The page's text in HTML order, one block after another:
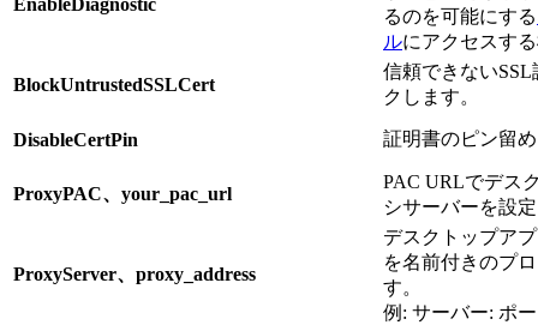
EnableDiagnostic
るのを可能にする
ルにアクセスす
BlockUntrustedSSLCert
信頼できない
クします。
DisableCertPin 証明書のピン留
ProxyPAC、your_pac_url
PAC URLでデス
シサーバーを設
ProxyServer、proxy_address
デスクトップア
を名前付きのプ
す。
例: サーバー: ポ